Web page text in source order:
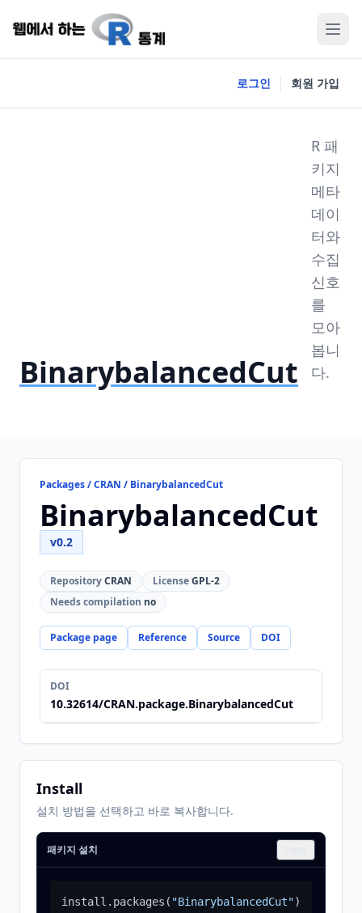
로그인 회원 가입
BinarybalancedCut
R 패
키지
메타
데이
터와
수집
신호
를
모아
봅니
다.
Packages / CRAN / BinarybalancedCut
BinarybalancedCut
v0.2
RepositoryCRAN LicenseGPL-2
Needs compilation no
Package page Reference Source DOI
DOI
10.32614/CRAN.package.BinarybalancedCut
Install
설치 방법을 선택하고 바로 복사합니다.
패키지 설치
install.packages ( "BinarybalancedCut")